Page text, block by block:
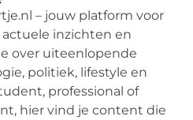
– jouw platform voor
inzichten en
over uiteenlopende
politiek, lifestyle en
professional of
hier vind je content die